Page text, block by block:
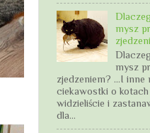
mysz
mysz
zjedzeniem? …I inne
ciekawostki o
widzieliście i
dla...